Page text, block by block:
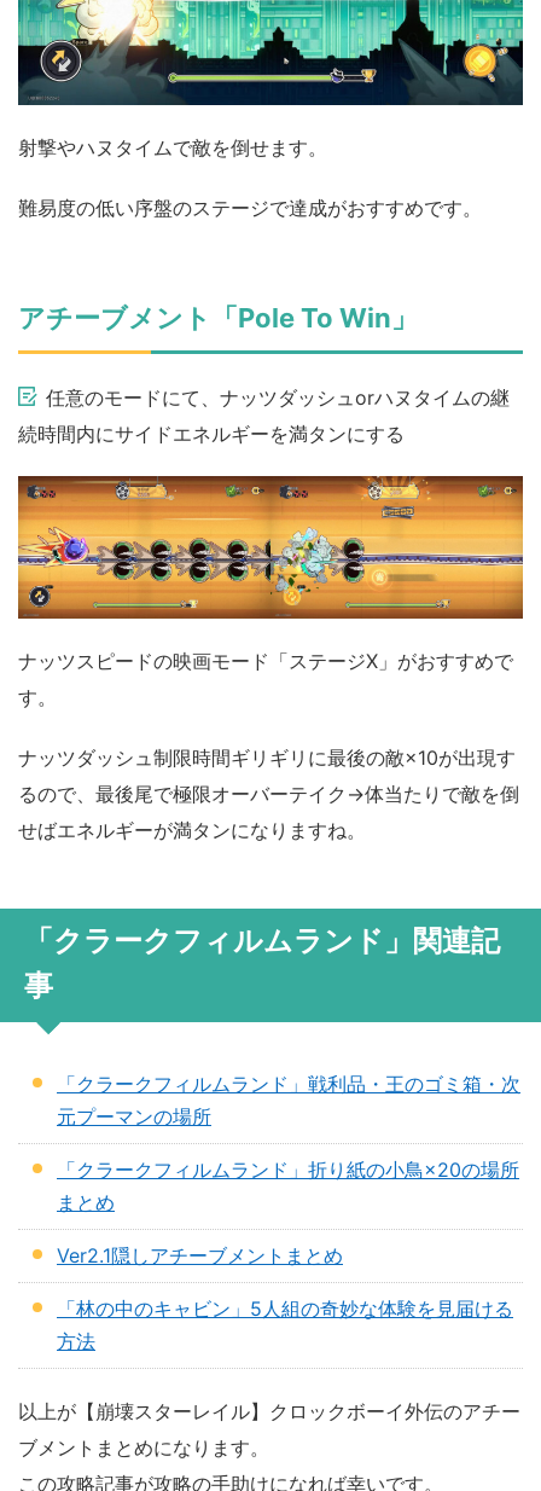
射撃やハヌタイムで敵を倒せます。
難易度の低い序盤のステージで達成がおすすめです。
アチーブメント「Pole To Win」
任意のモードにて、ナッツダッシュorハヌタイムの継
続時間内にサイドエネルギーを満タンにする
ナッツスピードの映画モード「ステージX」がおすすめで
す。
ナッツダッシュ制限時間ギリギリに最後の敵×10が出現す
るので、最後尾で極限オーバーテイク→体当たりで敵を倒
せばエネルギーが満タンになりますね。
「クラークフィルムランド」関連記
事
「クラークフィルムランド」戦利品・王のゴミ箱・次
元プーマンの場所
「クラークフィルムランド」折り紙の小鳥×20の場所
まとめ
Ver2.1隠しアチーブメントまとめ
「林の中のキャビン」5人組の奇妙な体験を見届ける
方法
以上が【崩壊スターレイル】クロックボーイ外伝のアチー
ブメントまとめになります。
この攻略記事が攻略の手助けになれば幸いです。